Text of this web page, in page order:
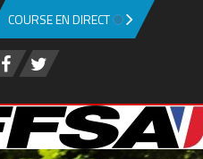
COURSE EN DIRECT